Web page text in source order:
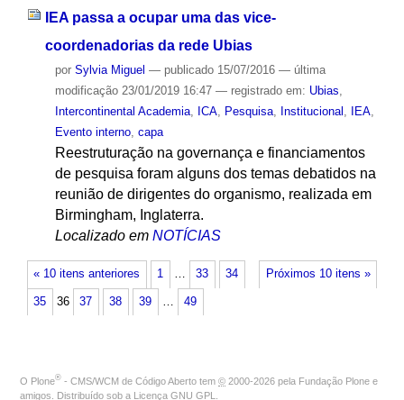
IEA passa a ocupar uma das vice-
coordenadorias da rede Ubias
por Sylvia Miguel — publicado15/07/2016 — última
modificação23/01/2019 16:47 — registrado em: Ubias,
Intercontinental Academia, ICA, Pesquisa, Institucional , IEA,
Evento interno, capa
Reestruturação na governança e financiamentos
de pesquisa foram alguns dos temas debatidos na
reunião de dirigentes do organismo, realizada em
Birmingham, Inglaterra.
Localizado em NOTÍCIAS
« 10 itens anteriores Próximos 10 itens »
1 … 33 34
35 36 37 38 39 … 49
O Plone® - CMS/WCM de Código Aberto tem © 2000-2026 pela Fundação Plone e
amigos. Distribuído sob a Licença GNU GPL